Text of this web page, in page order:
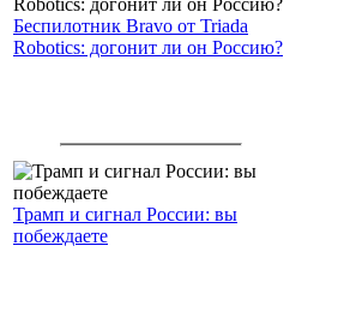
Беспилотник Bravo от Triada
Robotics: догонит ли он Россию?
Трамп и сигнал России: вы
побеждаете